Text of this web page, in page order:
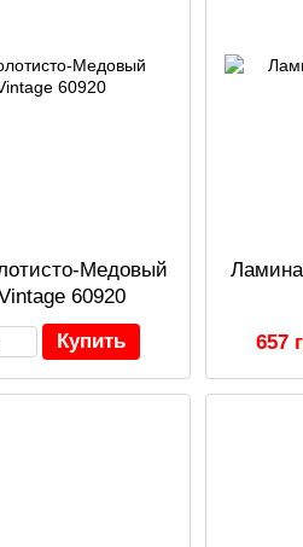
Медовый
60920
Купить 657